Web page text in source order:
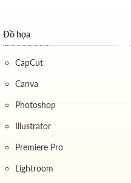
Đồ họa
CapCut
Canva
Photoshop
Illustrator
Premiere Pro
Lightroom